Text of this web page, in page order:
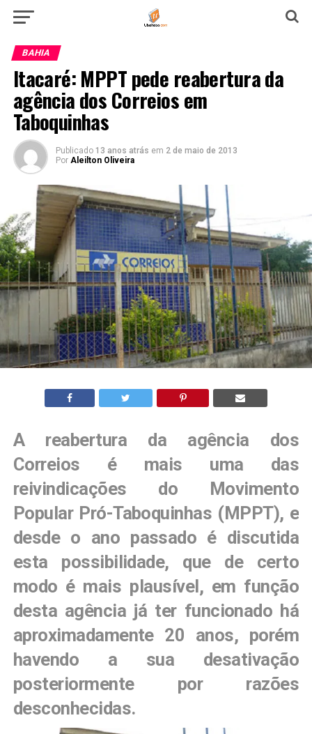
BAHIA
Itacaré: MPPT pede reabertura da
agência dos Correios em
Taboquinhas
Publicado 13 anos atrás em 2 de maio de 2013
Por Aleilton Oliveira
A reabertura da agência dos
Correios é mais uma das
reivindicações do Movimento
Popular Pró-Taboquinhas (MPPT), e
desde o ano passado é discutida
esta possibilidade, que de certo
modo é mais plausível, em função
desta agência já ter funcionado há
aproximadamente 20 anos, porém
havendo a sua desativação
posteriormente por razões
desconhecidas.